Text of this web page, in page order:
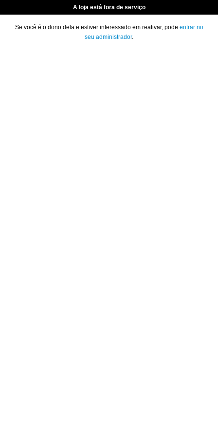
A loja está fora de serviço
Se você é o dono dela e estiver interessado em reativar, pode entrar no
seu administrador.